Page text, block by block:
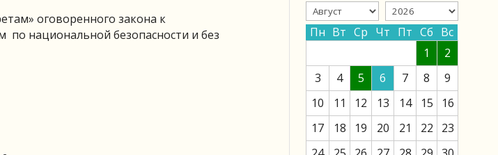
оговоренного закона к
по национальной безопасности и без
Пн Вт Ср Чт Пт Сб Вс
1
2
3
4 5 6 7 8
9
10
11 12 13 14 15
16
17
18 19 20 21 22
23